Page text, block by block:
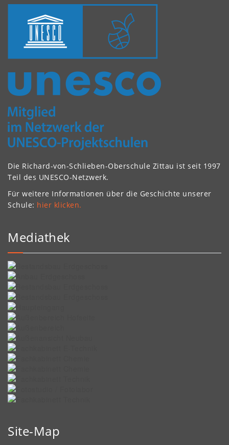
Die Richard-von-Schlieben-Oberschule Zittau ist seit 1997
Teil des UNESCO-Netzwerk.
Für weitere Informationen über die Geschichte unserer
Schule: hier klicken.
Mediathek
Site-Map